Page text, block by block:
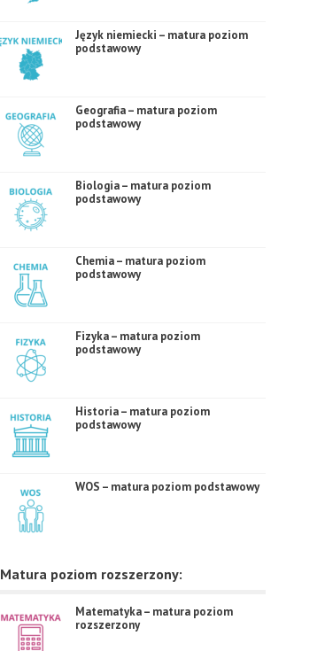
Język niemiecki – matura poziom
podstawowy
Geografia – matura poziom
podstawowy
Biologia – matura poziom
podstawowy
Chemia – matura poziom
podstawowy
Fizyka – matura poziom
podstawowy
Historia – matura poziom
podstawowy
WOS – matura poziom podstawowy
Matura poziom rozszerzony:
Matematyka – matura poziom
rozszerzony